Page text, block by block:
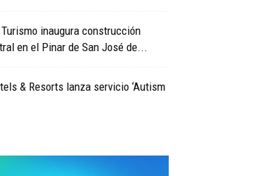
inaugura construcción
en el Pinar de San José de...
& Resorts lanza servicio ‘Autism